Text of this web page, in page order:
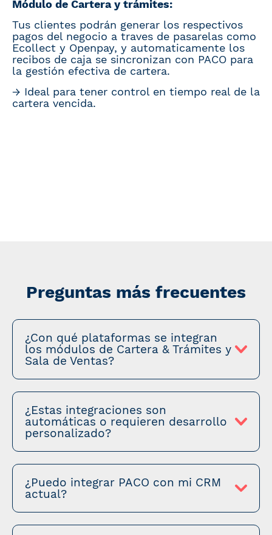
Módulo de Cartera y trámites:
Tus clientes podrán generar los respectivos
pagos del negocio a traves de pasarelas como
Ecollect y Openpay, y automaticamente los
recibos de caja se sincronizan con PACO para
la gestión efectiva de cartera.
→ Ideal para tener control en tiempo real de la
cartera vencida.
Preguntas más frecuentes
¿Con qué plataformas se integran
los módulos de Cartera & Trámites y
Sala de Ventas?
¿Estas integraciones son
automáticas o requieren desarrollo
personalizado?
¿Puedo integrar PACO con mi CRM
actual?